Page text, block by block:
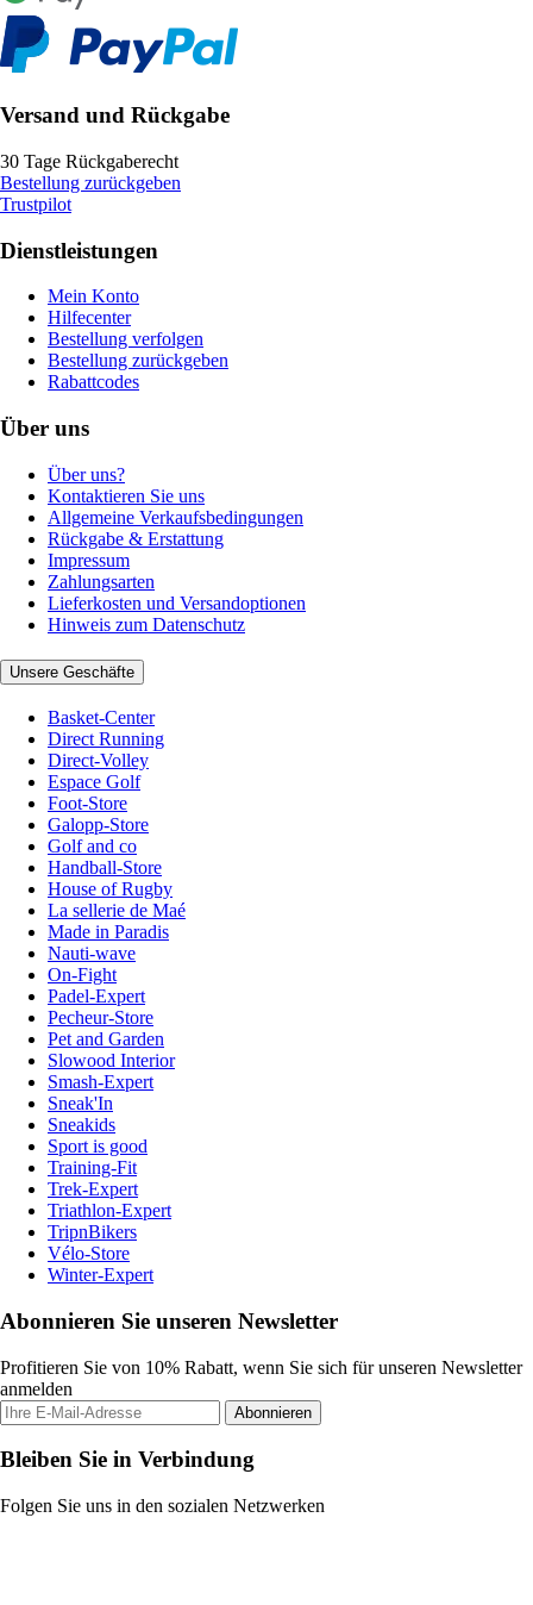
Versand und Rückgabe
30 Tage Rückgaberecht
Bestellung zurückgeben
Trustpilot
Dienstleistungen
Mein Konto
Hilfecenter
Bestellung verfolgen
Bestellung zurückgeben
Rabattcodes
Über uns
Über uns?
Kontaktieren Sie uns
Allgemeine Verkaufsbedingungen
Rückgabe & Erstattung
Impressum
Zahlungsarten
Lieferkosten und Versandoptionen
Hinweis zum Datenschutz
Unsere Geschäfte
Basket-Center
Direct Running
Direct-Volley
Espace Golf
Foot-Store
Galopp-Store
Golf and co
Handball-Store
House of Rugby
La sellerie de Maé
Made in Paradis
Nauti-wave
On-Fight
Padel-Expert
Pecheur-Store
Pet and Garden
Slowood Interior
Smash-Expert
Sneak'In
Sneakids
Sport is good
Training-Fit
Trek-Expert
Triathlon-Expert
TripnBikers
Vélo-Store
Winter-Expert
Abonnieren Sie unseren Newsletter
Profitieren Sie von 10% Rabatt, wenn Sie sich für unseren Newsletter
anmelden
Abonnieren
Bleiben Sie in Verbindung
Folgen Sie uns in den sozialen Netzwerken